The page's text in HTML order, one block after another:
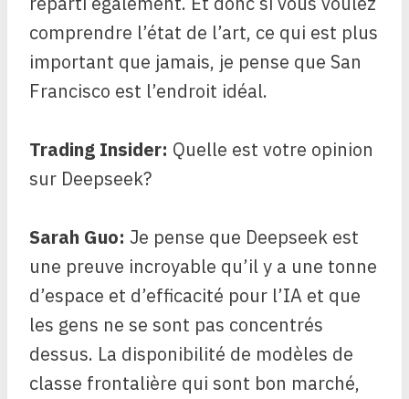
comprendre l’état de l’art, ce qui est plus
important que jamais, je pense que San
Francisco est l’endroit idéal.
Trading Insider: Quelle est votre opinion
sur Deepseek?
Sarah Guo: Je pense que Deepseek est
une preuve incroyable qu’il y a une tonne
d’espace et d’efficacité pour l’IA et que
les gens ne se sont pas concentrés
dessus. La disponibilité de modèles de
classe frontalière qui sont bon marché,